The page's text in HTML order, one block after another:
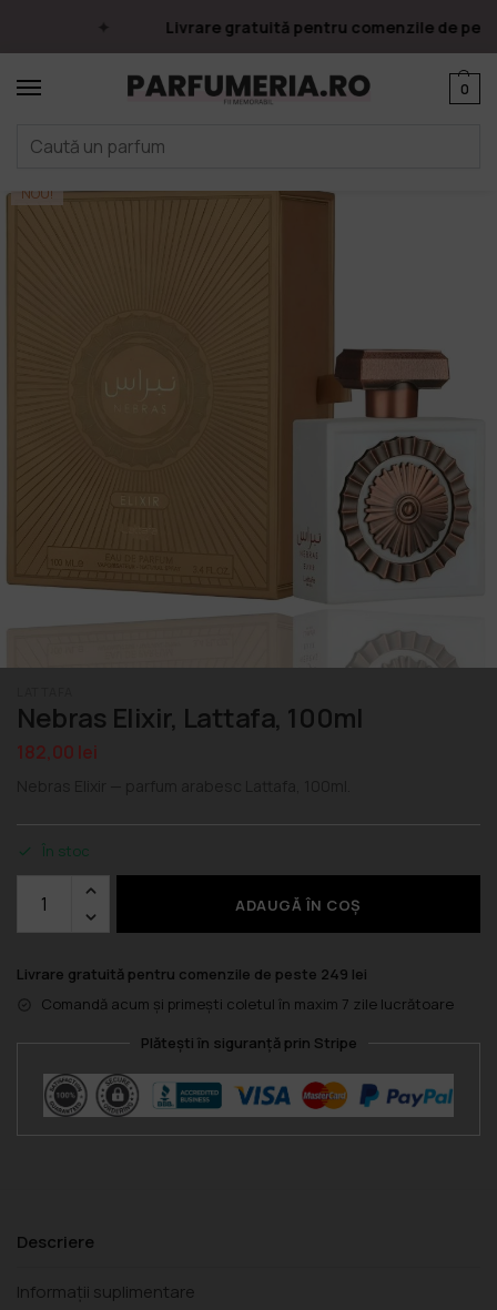
Livrare gratuită pentru comenzile de peste
0
Prima pagină / Parfumuri
NOU!
Nebras Elixir, Lattafa, 100ml
182,00 lei
În stoc
ADAUGĂ ÎN COȘ
Livrare gratuită pentru comenzile de peste 249 lei
Comandă acum și primești coletul în maxim 7 zile lucrătoare
Plătești în siguranță prin Stripe
Descriere
Informații suplimentare